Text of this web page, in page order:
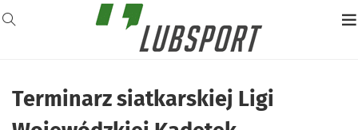
Terminarz siatkarskiej Ligi